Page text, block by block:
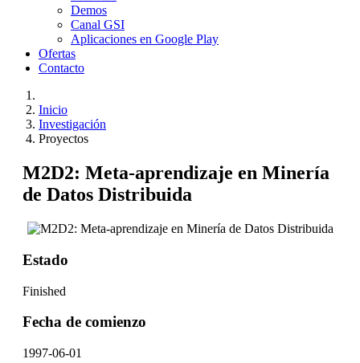
Demos
Canal GSI
Aplicaciones en Google Play
Ofertas
Contacto
Inicio
Investigación
Proyectos
M2D2: Meta-aprendizaje en Minería
de Datos Distribuida
Estado
Finished
Fecha de comienzo
1997-06-01